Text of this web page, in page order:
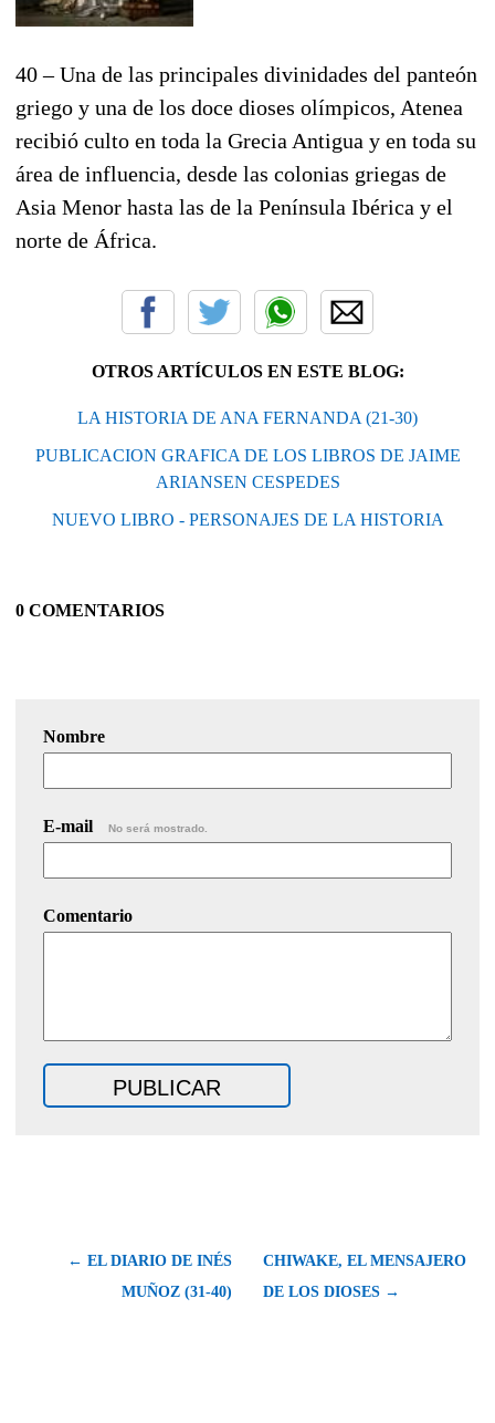
40 – Una de las principales divinidades del panteón
griego y una de los doce dioses olímpicos, Atenea
recibió culto en toda la Grecia Antigua y en toda su
área de influencia, desde las colonias griegas de
Asia Menor hasta las de la Península Ibérica y el
norte de África.
OTROS ARTÍCULOS EN ESTE BLOG:
LA HISTORIA DE ANA FERNANDA (21-30)
PUBLICACION GRAFICA DE LOS LIBROS DE JAIME
ARIANSEN CESPEDES
NUEVO LIBRO - PERSONAJES DE LA HISTORIA
0 COMENTARIOS
Nombre
E-mail No será mostrado.
Comentario
← EL DIARIO DE INÉS
MUÑOZ (31-40)
CHIWAKE, EL MENSAJERO
DE LOS DIOSES →